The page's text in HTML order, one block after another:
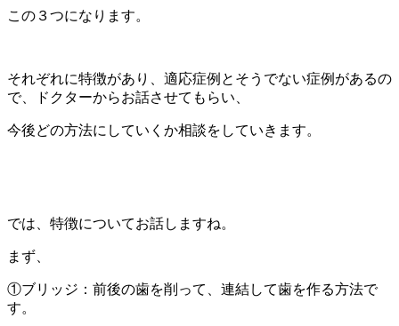
この３つになります。
それぞれに特徴があり、適応症例とそうでない症例があるの
で、ドクターからお話させてもらい、
今後どの方法にしていくか相談をしていきます。
では、特徴についてお話しますね。
まず、
①ブリッジ：前後の歯を削って、連結して歯を作る方法で
す。